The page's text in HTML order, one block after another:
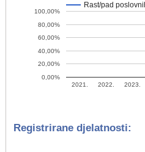
Rast/pad
2021. 2022. 2023.
0,00%
20,00%
40,00%
60,00%
80,00%
100,00%
Registrirane djelatnosti: